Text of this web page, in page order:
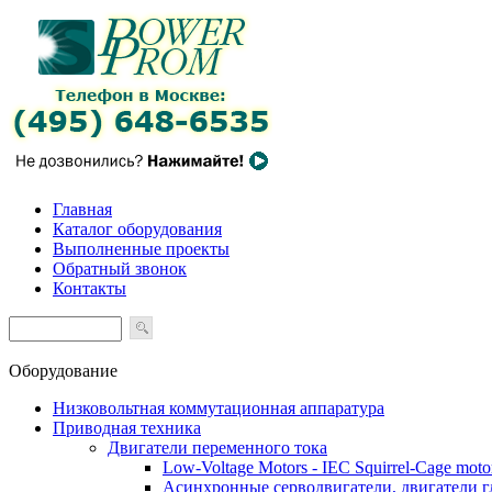
Главная
Каталог оборудования
Выполненные проекты
Обратный звонок
Контакты
Оборудование
Низковольтная коммутационная аппаратура
Приводная техника
Двигатели переменного тока
Low-Voltage Motors - IEC Squirrel-Cage
Асинхронные серводвигатели, двигатели